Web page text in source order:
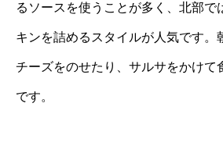
るソースを使うことが多く、北部で
キンを詰めるスタイルが人気です。
チーズをのせたり、サルサをかけて
です。